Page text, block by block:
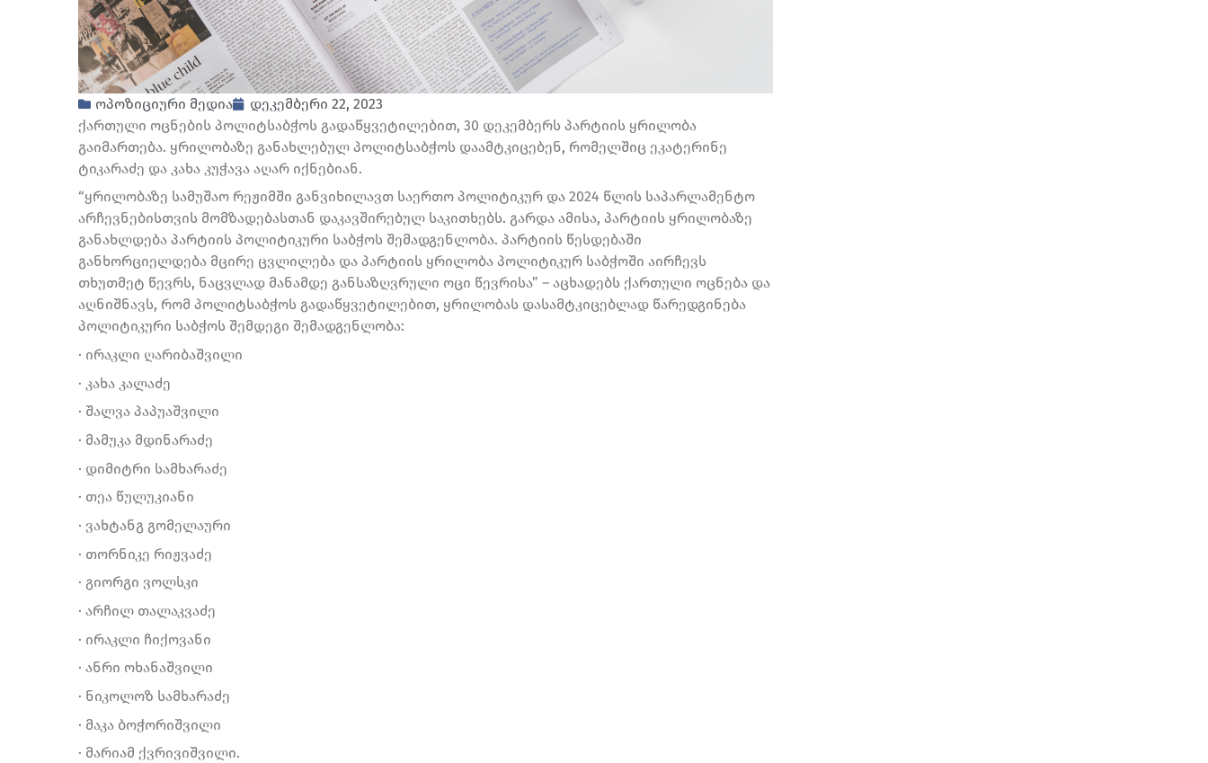
ოპოზიციური მედია
დეკემბერი 22, 2023
ქართული ოცნების პოლიტსაბჭოს გადაწყვეტილებით, 30 დეკემბერს პარტიის ყრილობა
გაიმართება. ყრილობაზე განახლებულ პოლიტსაბჭოს დაამტკიცებენ, რომელშიც ეკატერინე
ტიკარაძე და კახა კუჭავა აღარ იქნებიან.
“ყრილობაზე სამუშაო რეჟიმში განვიხილავთ საერთო პოლიტიკურ და 2024 წლის საპარლამენტო
არჩევნებისთვის მომზადებასთან დაკავშირებულ საკითხებს. გარდა ამისა, პარტიის ყრილობაზე
განახლდება პარტიის პოლიტიკური საბჭოს შემადგენლობა. პარტიის წესდებაში
განხორციელდება მცირე ცვლილება და პარტიის ყრილობა პოლიტიკურ საბჭოში აირჩევს
თხუთმეტ წევრს, ნაცვლად მანამდე განსაზღვრული ოცი წევრისა” – აცხადებს ქართული ოცნება და
აღნიშნავს, რომ პოლიტსაბჭოს გადაწყვეტილებით, ყრილობას დასამტკიცებლად წარედგინება
პოლიტიკური საბჭოს შემდეგი შემადგენლობა:
· ირაკლი ღარიბაშვილი
· კახა კალაძე
· შალვა პაპუაშვილი
· მამუკა მდინარაძე
· დიმიტრი სამხარაძე
· თეა წულუკიანი
· ვახტანგ გომელაური
· თორნიკე რიჟვაძე
· გიორგი ვოლსკი
· არჩილ თალაკვაძე
· ირაკლი ჩიქოვანი
· ანრი ოხანაშვილი
· ნიკოლოზ სამხარაძე
· მაკა ბოჭორიშვილი
· მარიამ ქვრივიშვილი.